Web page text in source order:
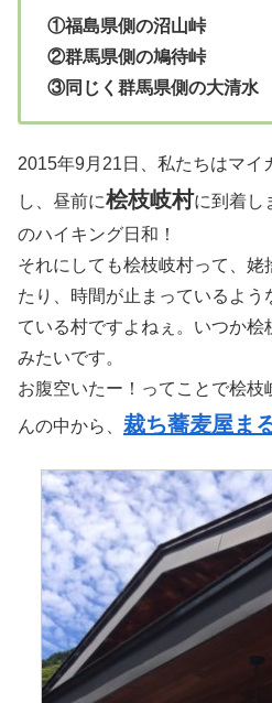
①福島県側の沼山峠
②群馬県側の鳩待峠
③同じく群馬県側の大清水
2015年9月21日、私たちはマイ
し、昼前に桧枝岐村に到着し
のハイキング日和！
それにしても桧枝岐村って、
たり、時間が止まっているよう
ている村ですよねぇ。いつか桧
みたいです。
お腹空いたー！ってことで桧枝
んの中から、 裁ち蕎麦屋ま